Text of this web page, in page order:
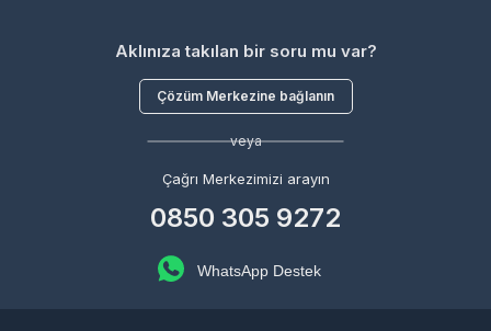
Aklınıza takılan bir soru mu var?
Çözüm Merkezine bağlanın
veya
Çağrı Merkezimizi arayın
0850 305 9272
WhatsApp Destek